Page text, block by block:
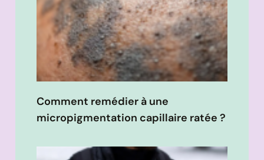
Comment remédier à une
micropigmentation capillaire ratée ?